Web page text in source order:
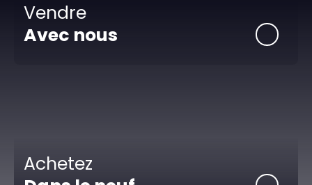
Vendre
Avec nous
Achetez